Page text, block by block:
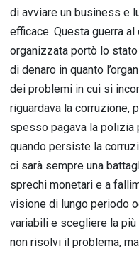
di avviare un business e
efficace. Questa guerra
organizzata portò lo
di denaro in quanto
dei problemi in cui si
riguardava la corruzione,
spesso pagava la polizia
quando persiste la
ci sarà sempre una
sprechi monetari e a
visione di lungo periodo
variabili e scegliere la
non risolvi il problema,